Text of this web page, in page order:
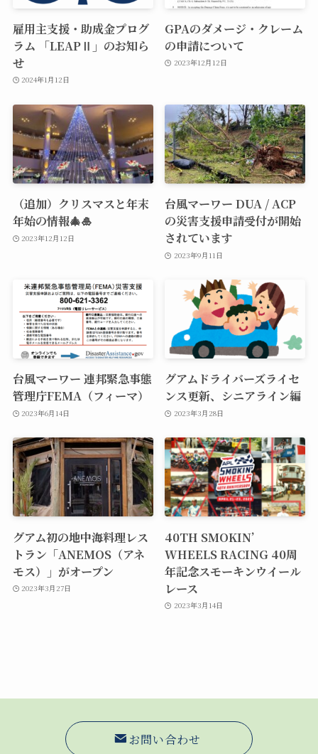
雇用主支援・助成金プログ
ラム 「LEAPⅡ」のお知ら
せ
2024年1月12日
GPAのダメージ・クレーム
の申請について
2023年12月12日
（追加）クリスマスと年末
年始の情報🎄🎍
2023年12月12日
台風マーワー DUA / ACP
の災害支援申請受付が開始
されています
2023年9月11日
台風マーワー 連邦緊急事態
管理庁FEMA（フィーマ）
2023年6月14日
グアムドライバーズライセ
ンス更新、シニアライン編
2023年3月28日
グアム初の地中海料理レス
トラン「ANEMOS（アネ
モス）」がオープン
2023年3月27日
40TH SMOKIN’
WHEELS RACING 40周
年記念スモーキンウイール
レース
2023年3月14日
お問い合わせ